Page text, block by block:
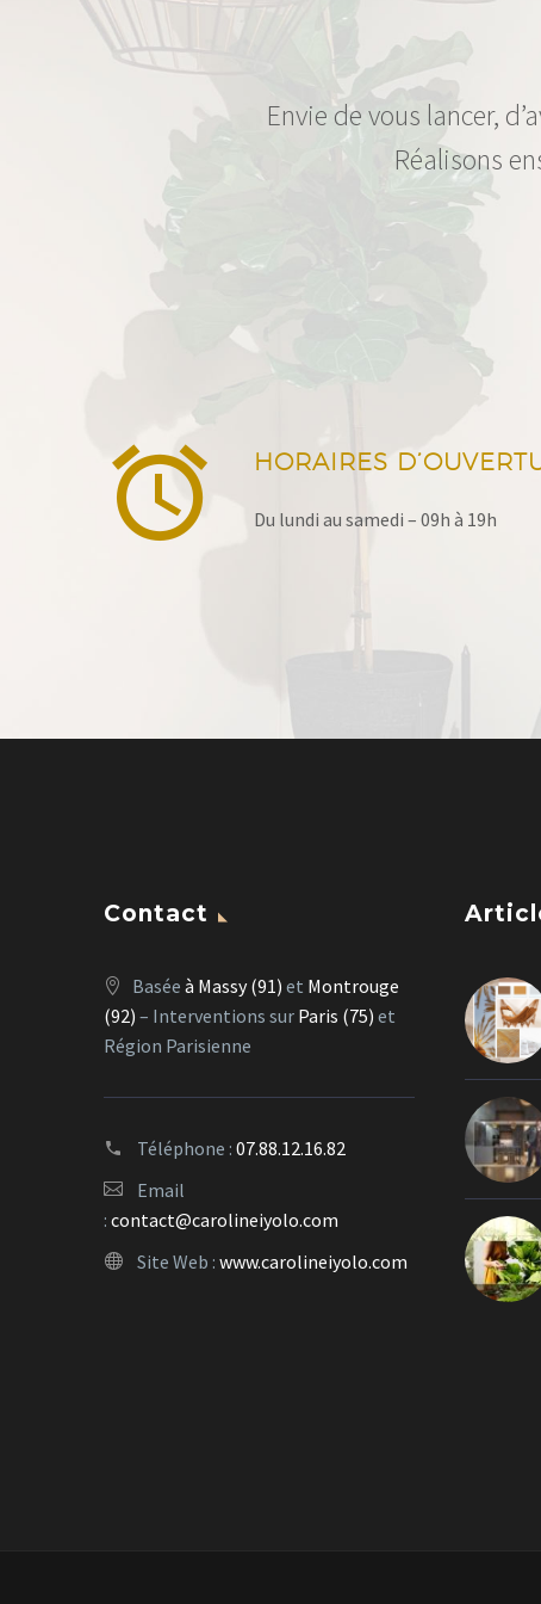
Envie de vous lancer,
Réalisons

 HORAIRES
Du lundi au samedi – 09h à 19h
Contact
Basée à Massy (91) et Montrouge
(92) – Interventions sur Paris (75) et
Région Parisienne
Téléphone : 07.88.12.16.82
Email
: contact@carolineiyolo.com
Site Web : www.carolineiyolo.com